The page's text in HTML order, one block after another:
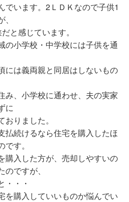
でいます。2ＬＤＫなので子供1
と感じています。
の小学校・中学校には子供を通
には義両親と同居はしないもの
み、小学校に通わせ、夫の実家
に
りました。
払続けるなら住宅を購入したほ
す。
購入した方が、売却しやすいの
ですが、
・・・
を購入していいものか悩んでい